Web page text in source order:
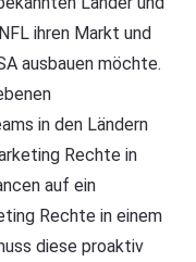
ihren Markt und
ausbauen möchte.
in den Ländern
Rechte in
auf ein
Rechte in einem
diese proaktiv